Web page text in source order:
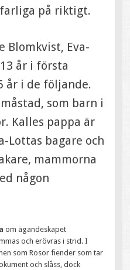
på riktigt.
Blomkvist, Eva-
år i första
år i de följande.
som barn i
Kalles pappa är
Lottas bagare och
mammorna
någon
om ägandeskapet
och erövras i strid. I
som Rosor fiender som tar
och slåss, dock